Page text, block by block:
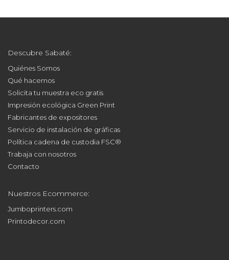
Descubre Sabaté:
Quiénes Somos
Qué hacemos
Solicita tu muestra eco gratis
Impresión ecológica Green Print
Fabricantes de expositores
Servicio de instalación de gráficas
Política cadena de custodia FSC®
Trabaja con nosotros
Contacto
Nuestros Ecommerce:
Jumboprinters.com
Printodecor.com